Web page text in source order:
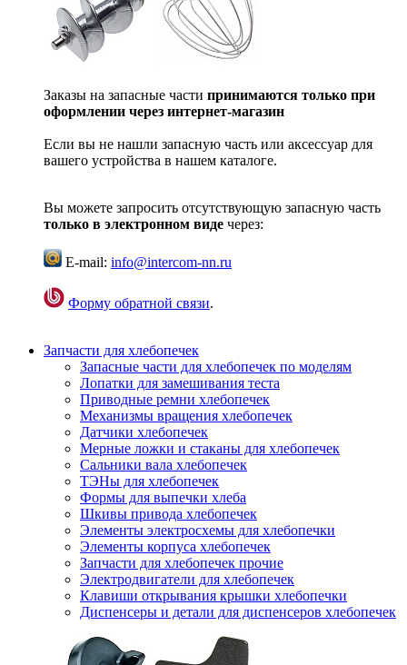
Заказы на запасные части принимаются только при
оформлении через интернет-магазин
Если вы не нашли запасную часть или аксессуар для
вашего устройства в нашем каталоге.
Вы можете запросить отсутствующую запасную часть
только в электронном виде через:
E-mail: info@intercom-nn.ru
Форму обратной связи.
Запчасти для хлебопечек
Запасные части для хлебопечек по моделям
Лопатки для замешивания теста
Приводные ремни хлебопечек
Механизмы вращения хлебопечек
Датчики хлебопечек
Мерные ложки и стаканы для хлебопечек
Сальники вала хлебопечек
ТЭНы для хлебопечек
Формы для выпечки хлеба
Шкивы привода хлебопечек
Элементы электросхемы для хлебопечки
Элементы корпуса хлебопечек
Запчасти для хлебопечек прочие
Электродвигатели для хлебопечек
Клавиши открывания крышки хлебопечки
Диспенсеры и детали для диспенсеров хлебопечек